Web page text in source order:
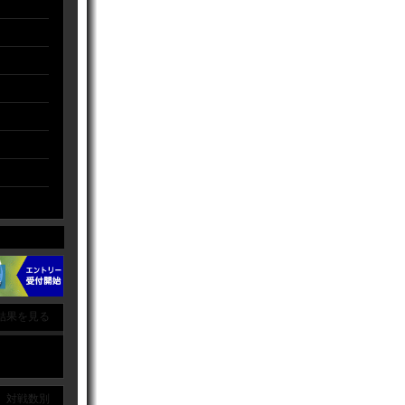
果を見る
対戦数別